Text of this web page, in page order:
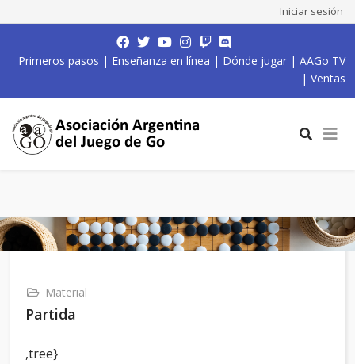
Iniciar sesión
Primeros pasos | Enseñanza en línea | Dónde jugar | AAGo TV
| Ventas
Material
Partida
,tree}